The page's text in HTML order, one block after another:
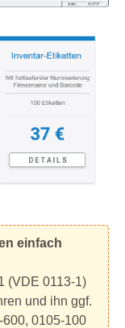
einfach
(VDE 0113-1)
und ihn ggf.
0105-100